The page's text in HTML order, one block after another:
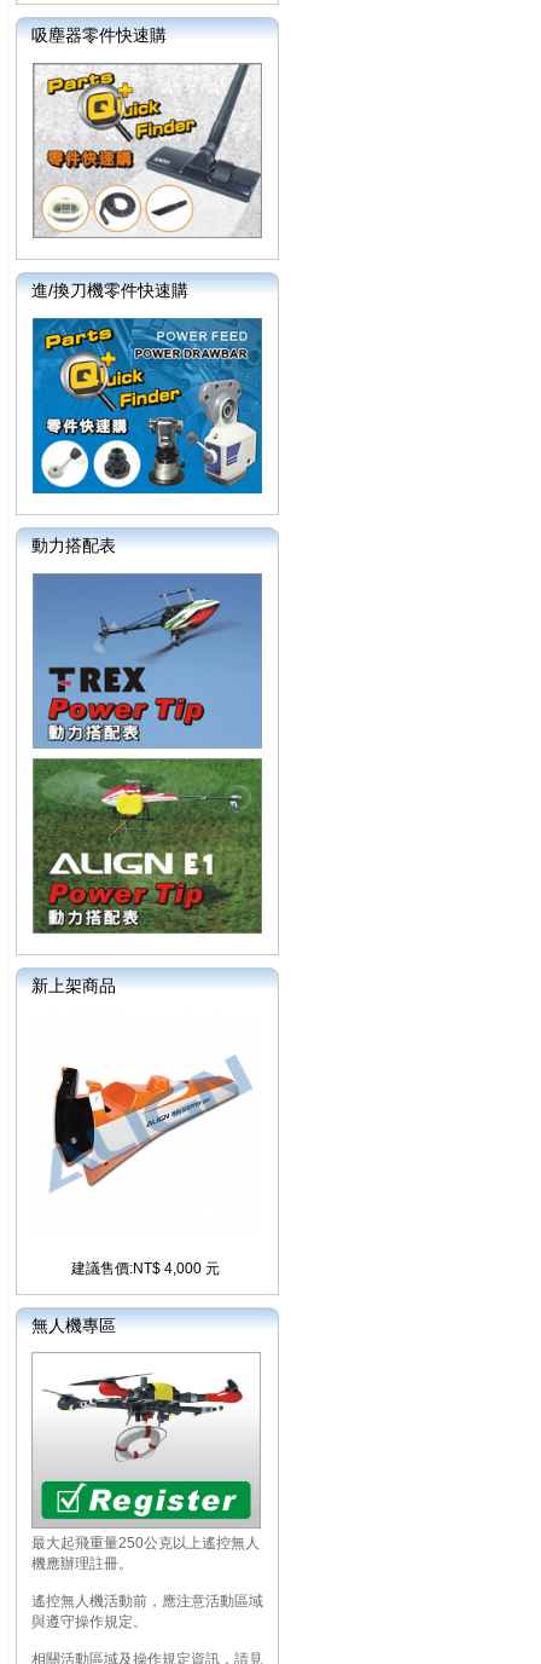
吸塵器零件快速購
進/換刀機零件快速購
動力搭配表
新上架商品
建議售價:NT$ 4,000 元
無人機專區
最大起飛重量250公克以上遙控無人
機應辦理註冊。
遙控無人機活動前，應注意活動區域
與遵守操作規定。
相關活動區域及操作規定資訊，請見